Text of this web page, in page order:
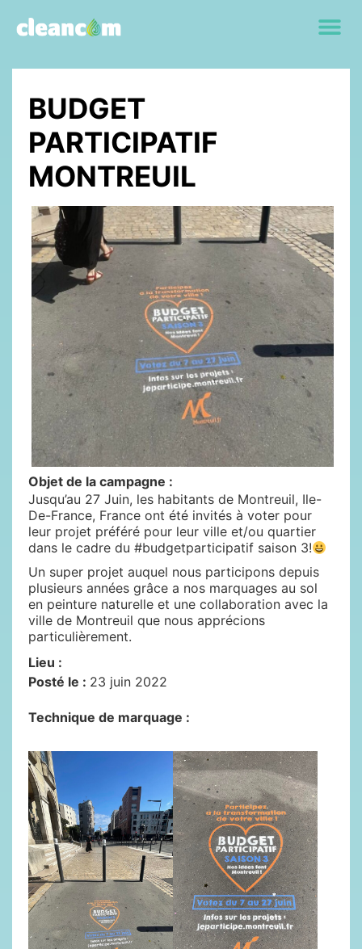
BUDGET
PARTICIPATIF
MONTREUIL
Objet de la campagne :
Jusqu’au 27 Juin, les habitants de Montreuil, Ile-
De-France, France ont été invités à voter pour
leur projet préféré pour leur ville et/ou quartier
dans le cadre du #budgetparticipatif saison 3!
Un super projet auquel nous participons depuis
plusieurs années grâce a nos marquages au sol
en peinture naturelle et une collaboration avec la
ville de Montreuil que nous apprécions
particulièrement.
Lieu :
Posté le : 23 juin 2022
Technique de marquage :